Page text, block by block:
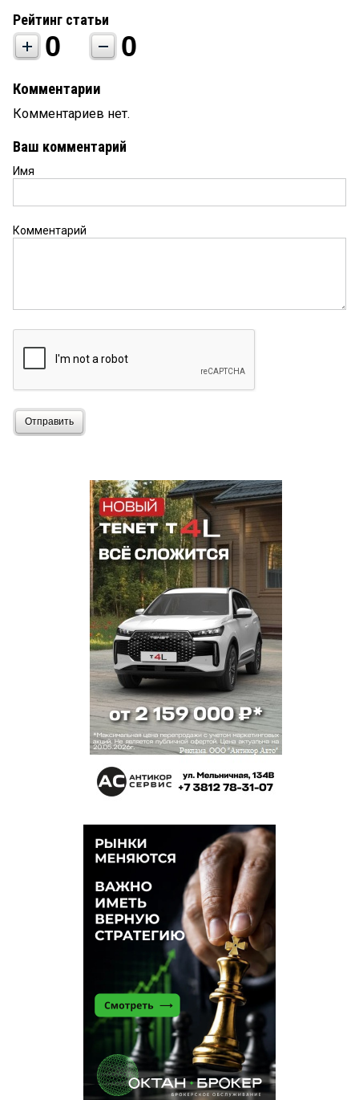
Рейтинг статьи
0 0
Комментарии
Комментариев нет.
Ваш комментарий
Имя
Комментарий
Отправить